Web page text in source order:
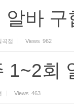
알바 구
곡점 Views 962
1~2회
Views 463